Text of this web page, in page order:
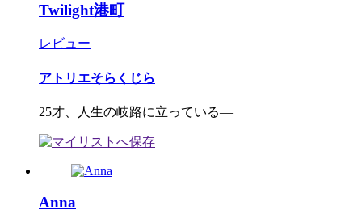
Twilight港町
レビュー
アトリエそらくじら
25才、人生の岐路に立っている―
Anna